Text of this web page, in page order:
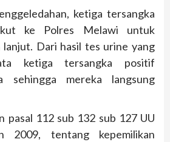
ketiga tersangka
ke Polres Melawi untuk
lanjut. Dari hasil tes urine yang
ketiga tersangka positif
sehingga mereka langsung
pasal 112 sub 132 sub 127 UU
2009, tentang kepemilikan